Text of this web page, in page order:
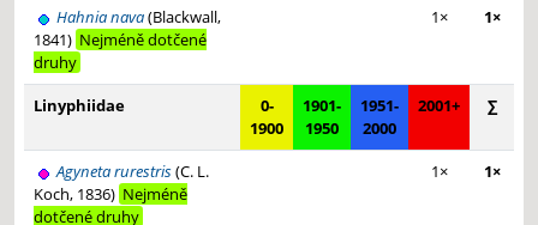
Hahnia nava(Blackwall,
1841) Nejméně dotčené
druhy
1× 1×
Linyphiidae
0-
1900
1901-
1950
1951-
2000
2001+ ∑
Agyneta rurestris(C. L.
Koch, 1836) Nejméně
dotčené druhy
1× 1×